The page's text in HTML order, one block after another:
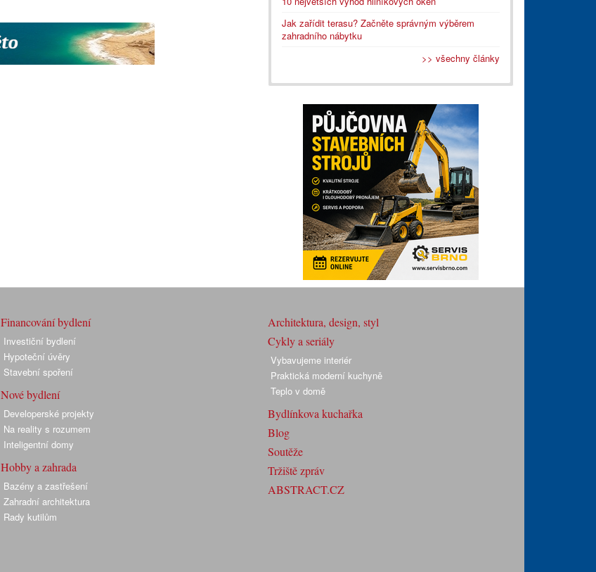
Jak zařídit terasu? Začněte správným výběrem
zahradního nábytku
>> všechny články
Financování bydlení
Investiční bydlení
Hypoteční úvěry
Stavební spoření
Nové bydlení
Developerské projekty
Na reality s rozumem
Inteligentní domy
Hobby a zahrada
Bazény a zastřešení
Zahradní architektura
Rady kutilům
Architektura, design, styl
Cykly a seriály
Vybavujeme interiér
Praktická moderní kuchyně
Teplo v domě
Bydlínkova kuchařka
Blog
Soutěže
Tržiště zpráv
ABSTRACT.CZ